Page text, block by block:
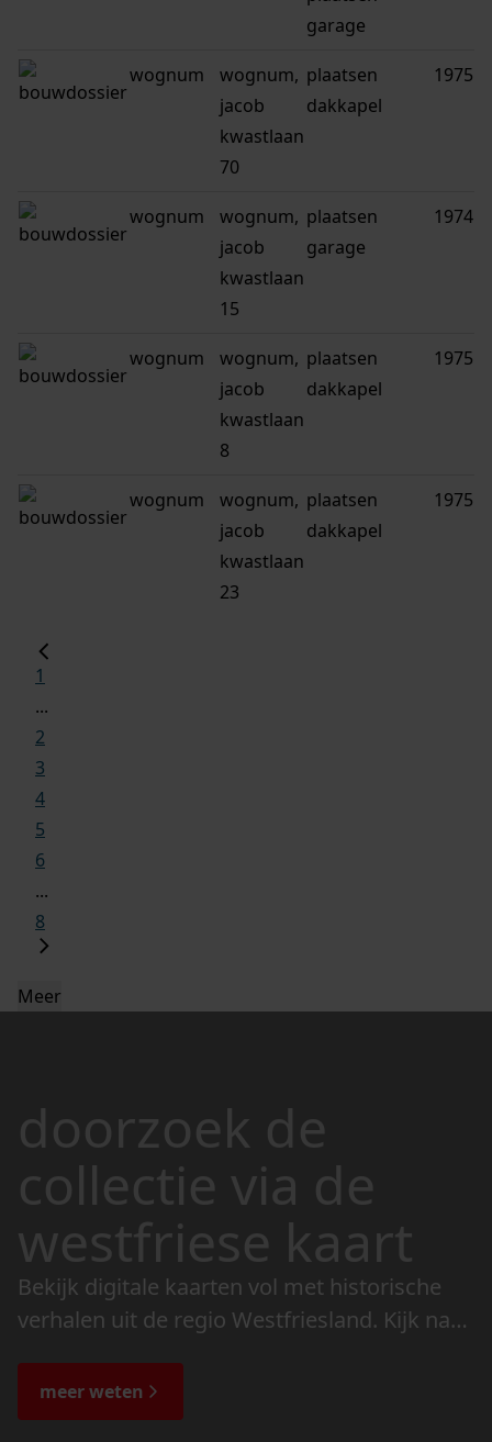
garage
wognum
wognum,
jacob
kwastlaan
70
plaatsen
dakkapel
1975
wognum
wognum,
jacob
kwastlaan
15
plaatsen
garage
1974
wognum
wognum,
jacob
kwastlaan
8
plaatsen
dakkapel
1975
wognum
wognum,
jacob
kwastlaan
23
plaatsen
dakkapel
1975
1
...
2
3
4
5
6
...
8
Meer
doorzoek de
collectie via de
westfriese kaart
Bekijk digitale kaarten vol met historische
verhalen uit de regio Westfriesland. Kijk naar
de bijzondere verhalen.
meer weten